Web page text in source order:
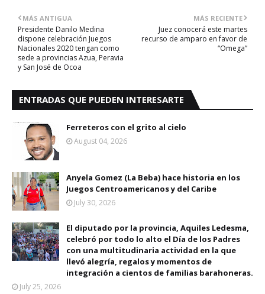
MÁS RECIENTE
Juez conocerá este martes
recurso de amparo en favor de
“Omega”
MÁS ANTIGUA
Presidente Danilo Medina
dispone celebración Juegos
Nacionales 2020 tengan como
sede a provincias Azua, Peravia
y San José de Ocoa
ENTRADAS QUE PUEDEN INTERESARTE
Ferreteros con el grito al cielo
August 04, 2026
Anyela Gomez (La Beba) hace historia en los
Juegos Centroamericanos y del Caribe
July 30, 2026
El diputado por la provincia, Aquiles Ledesma,
celebró por todo lo alto el Día de los Padres
con una multitudinaria actividad en la que
llevó alegría, regalos y momentos de
integración a cientos de familias barahoneras.
July 25, 2026